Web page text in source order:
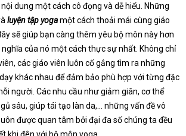
dung một cách cô đọng và dễ hiểu. Những
luyện tập yogamột cách thoải mái cùng giáo
sẽ giúp bạn càng thêm yêu bộ môn này hơn
của nó một cách thực sự nhất. Không chỉ
các giáo viên luôn cố gắng tìm ra những
khác nhau để đảm bảo phù hợp với từng đặc
người. Các nhu cầu như giảm giân, cơ thể
sâu, giúp tái tạo làn da,… những vấn đề vô
được quan tâm bởi đại đa số chúng ta đều